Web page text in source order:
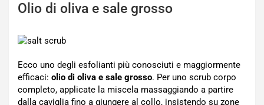
Olio di oliva e sale grosso
Ecco uno degli esfolianti più conosciuti e maggiormente
efficaci: olio di oliva e sale grosso. Per uno scrub corpo
completo, applicate la miscela massaggiando a partire
dalla caviglia fino a giungere al collo, insistendo su zone